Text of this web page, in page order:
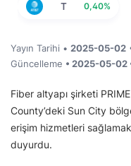
T 0,40%
Yayın Tarihi • 2025-05-02
Güncelleme • 2025-05-02
Fiber altyapı şirketi
County’deki Sun City
erişim hizmetleri sağlamak
duyurdu.